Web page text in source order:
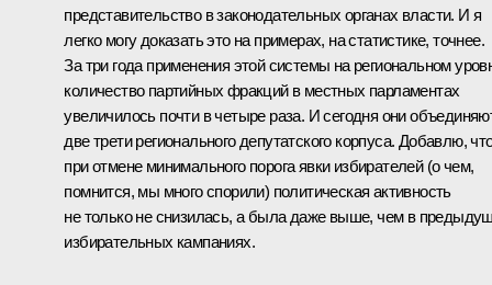
представительство в законодательных органах власти. И я
легко могу доказать это на примерах, на статистике, точнее.
За три года применения этой системы на региональном
количество партийных фракций в местных парламентах
увеличилось почти в четыре раза. И сегодня они
две трети регионального депутатского корпуса. Добавлю,
при отмене минимального порога явки избирателей (о чем,
помнится, мы много спорили) политическая активность
не только не снизилась, а была даже выше, чем в
избирательных кампаниях.